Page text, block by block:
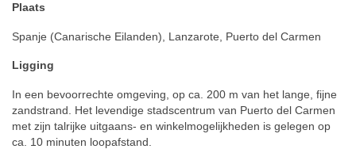
Plaats
Spanje (Canarische Eilanden), Lanzarote, Puerto del Carmen
Ligging
In een bevoorrechte omgeving, op ca. 200 m van het lange, fijne
zandstrand. Het levendige stadscentrum van Puerto del Carmen
met zijn talrijke uitgaans- en winkelmogelijkheden is gelegen op
ca. 10 minuten loopafstand.